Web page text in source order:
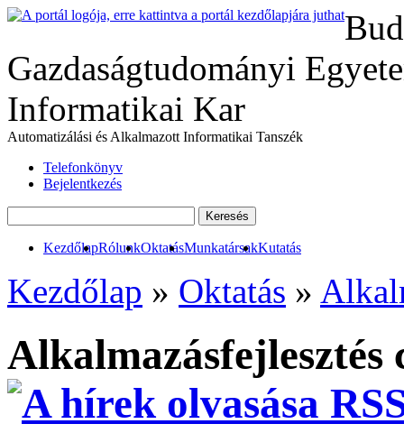
Gazdaságtudományi
Informatikai Kar
Automatizálási és Alkalmazott Informatikai Tanszék
Telefonkönyv
Bejelentkezés
KezdőlapRólunkOktatásMunkatársakKutatás
Kezdőlap » Oktatás »